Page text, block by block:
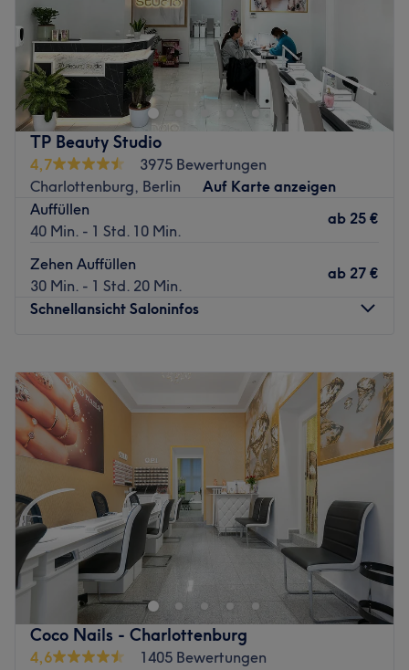
TP Beauty Studio
4,7
3975 Bewertungen
Charlottenburg, Berlin
Auf Karte anzeigen
Auffüllen
40 Min. - 1 Std. 10 Min.
ab 25 €
Zehen Auffüllen
30 Min. - 1 Std. 20 Min.
ab 27 €
Schnellansicht Saloninfos
Dienstag
09:30–
19:30
Mittwoch
09:30
19:30
Donnerstag
09:30 19:30
Freitag
09:30– 19:30
Samstag
10:00–18:00
Sonntag
Geschlossen
Deine Nägel verdienen die beste Pflege! Diese erhältst du
im NT Nails Studio in der Kaiser-Friedrich-Straße 46 in
der Nähe vom S-Bahnhof Charlottenburg. Hier heißt man
dich in entspannter und gemütlicher Atmosphäre herzlich
willkommen und kreiert die wunderschönsten Designs für
dich. Interesse geweckt? Dann buche deinen persönlichen
Wunschtermin einfach und bequem online oder per App
Coco Nails - Charlottenburg
4,6
1405 Bewertungen